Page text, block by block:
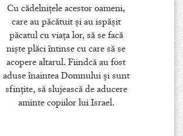
Cu cădelniţele acestor oameni,
care au păcătuit şi au ispăşit
păcatul cu viaţa lor, să se facă
nişte plăci întinse cu care să se
acopere altarul. Fiindcă au fost
aduse înaintea Domnului şi sunt
sfinţite, să slujească de aducere
aminte copiilor lui Israel.